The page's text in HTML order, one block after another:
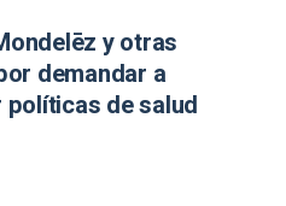
y otras
demandar a
de salud